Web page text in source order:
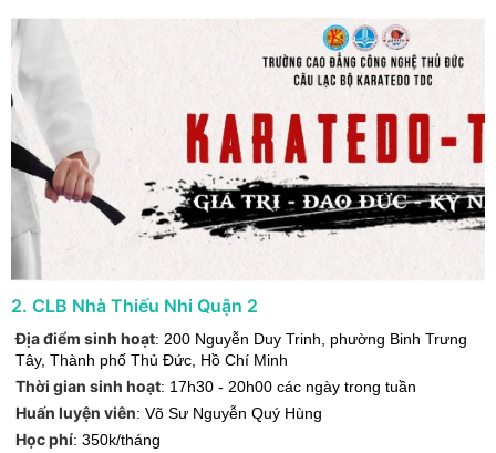
2. CLB Nhà Thiếu Nhi Quận 2
Địa điểm sinh hoạt: 200 Nguyễn Duy Trinh, phường Binh Trưng
Tây, Thành phố Thủ Đức Hồ Chí Minh
Thời gian sinh hoạt: 17h30 - 20h00 các ngày trong tuần
Huấn luyện viên: Võ Sư Nguyễn Quý Hùng
Học phí: 350k/tháng